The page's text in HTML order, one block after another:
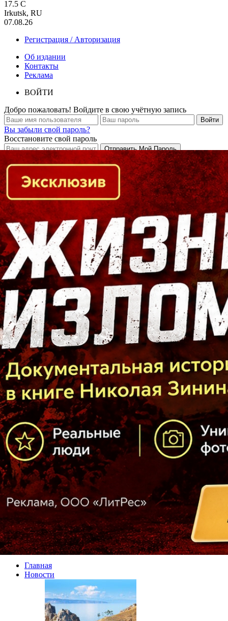
17.5 C
Irkutsk, RU
07.08.26
Регистрация / Авторизация
Об издании
Контакты
Реклама
ВОЙТИ
Добро пожаловать! Войдите в свою учётную запись
Вы забыли свой пароль?
Восстановите свой пароль
Кто есть кто в Байкальском регионе
Главная
Новости